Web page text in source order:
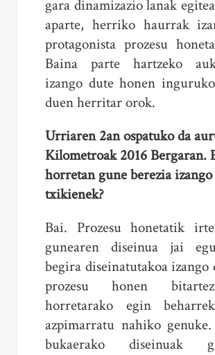
gara dinamizazio lanak
aparte, herriko haurrak
protagonista prozesu
Baina parte hartzeko
izango dute honen
duen herritar orok.
Urriaren 2an ospatuko da
Kilometroak 2016 Bergaran.
horretan gune berezia
txikienek?
Bai. Prozesu honetatik
gunearen diseinua jai
begira diseinatutakoa izango
prozesu honen
horretarako egin
azpimarratu nahiko
bukaerako diseinuak